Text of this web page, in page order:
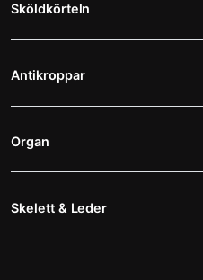
Sköldkörteln
Antikroppar
Organ
Skelett & Leder